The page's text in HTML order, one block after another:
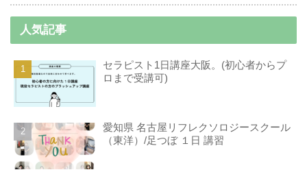
人気記事
セラピスト1日講座大阪。(初心者からプ
ロまで受講可)
愛知県 名古屋リフレクソロジースクール
（東洋）/足つぼ １日 講習